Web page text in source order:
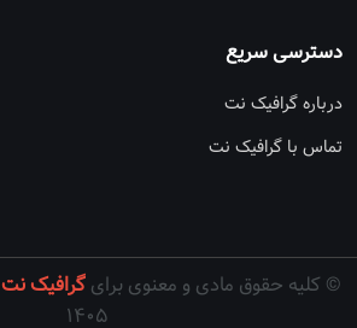
دسترسی سریع
درباره گرافیک نت
تماس با گرافیک نت
© کلیه حقوق مادی و معنوی برایگرافیک نت
۱۴۰۵